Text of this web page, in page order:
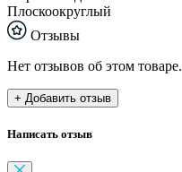
Плоскоокруглый
Отзывы
Нет отзывов об этом товаре.
+ Добавить отзыв
Написать отзыв